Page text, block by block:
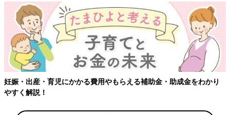
妊娠・出産・育児にかかる費用やもらえる補助金・助成金をわかり
やすく解説！